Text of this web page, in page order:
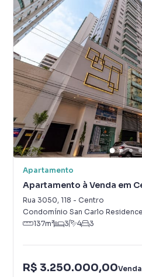
Apartamento
Apartamento à Venda em
Rua 3050, 118 - Centro
Condomínio San Carlo Residence
137m² 3 4 3
R$ 3.250.000,00Venda